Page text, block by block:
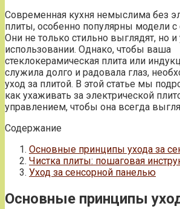
Современная кухня немыслима без
плиты, особенно популярны модели с
Они не только стильно выглядят, но
использовании. Однако, чтобы ваша
стеклокерамическая плита или
служила долго и радовала глаз,
уход за плитой. В этой статье мы
как ухаживать за электрической
управлением, чтобы она всегда
Содержание
Основные принципы ухода за
Чистка плиты: пошаговая
Уход за сенсорной панелью
Основные принципы